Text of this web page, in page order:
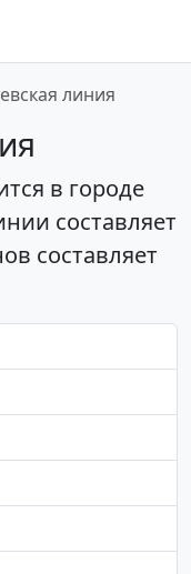
линия
в городе
составляет
составляет